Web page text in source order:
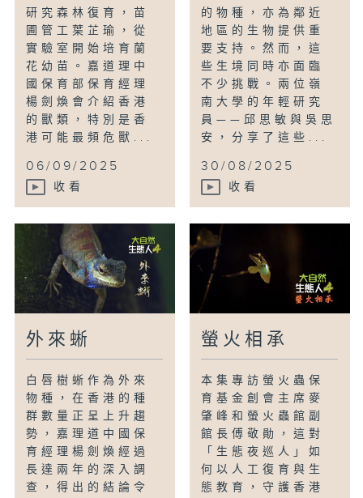
研究森林復育，苗
圃管工葉芷瑜，從
實驗室開始培育蘭
花幼苗。嘉道理中
國保育部保育經理
楊劍煥會介紹香港
的獸類，特別是香
港可能最頻危獸...
06/09/2025
收看
的物種，亦為鄰近
地區的生物提供重
要支持。然而，這
些生境同時亦面臨
不少挑戰。兩位嶺
南大學的年輕研究
員——邱思敏與吳思
安，分享了這些...
30/08/2025
收看
外來蜥
白唇樹蜥作為外來
物種，在香港的種
群數量正呈上升趨
勢，嘉理道中國保
育經理楊劍煥經過
長達兩年的深入調
查，得出的結論令
螢火相承
本集專訪螢火蟲保
育基金創會主席麥
肇峰和螢火蟲館副
館長傅敬勛，這對
「生態夜巡人」如
何以人工復育與生
態教育，守護香港